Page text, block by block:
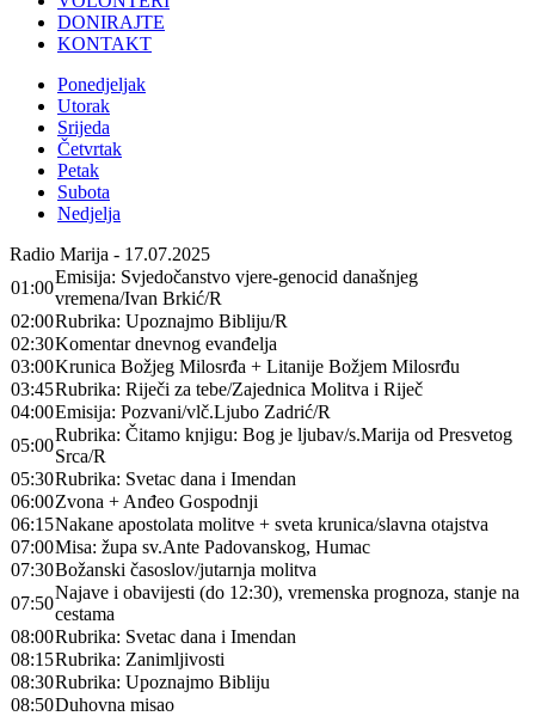
DONIRAJTE
KONTAKT
Ponedjeljak
Utorak
Srijeda
Četvrtak
Petak
Subota
Nedjelja
Radio Marija - 17.07.2025
01:00
Emisija: Svjedočanstvo vjere-genocid današnjeg
vremena/Ivan Brkić/R
02:00Rubrika: Upoznajmo Bibliju/R
02:30Komentar dnevnog evanđelja
03:00Krunica Božjeg Milosrđa + Litanije Božjem Milosrđu
03:45Rubrika: Riječi za tebe/Zajednica Molitva i Riječ
04:00Emisija: Pozvani/vlč.Ljubo Zadrić/R
05:00
Rubrika: Čitamo knjigu: Bog je ljubav/s.Marija od Presvetog
Srca/R
05:30Rubrika: Svetac dana i Imendan
06:00Zvona + Anđeo Gospodnji
06:15Nakane apostolata molitve + sveta krunica/slavna otajstva
07:00Misa: župa sv.Ante Padovanskog, Humac
07:30Božanski časoslov/jutarnja molitva
07:50
Najave i obavijesti (do 12:30), vremenska prognoza, stanje na
cestama
08:00Rubrika: Svetac dana i Imendan
08:15Rubrika: Zanimljivosti
08:30Rubrika: Upoznajmo Bibliju
08:50Duhovna misao